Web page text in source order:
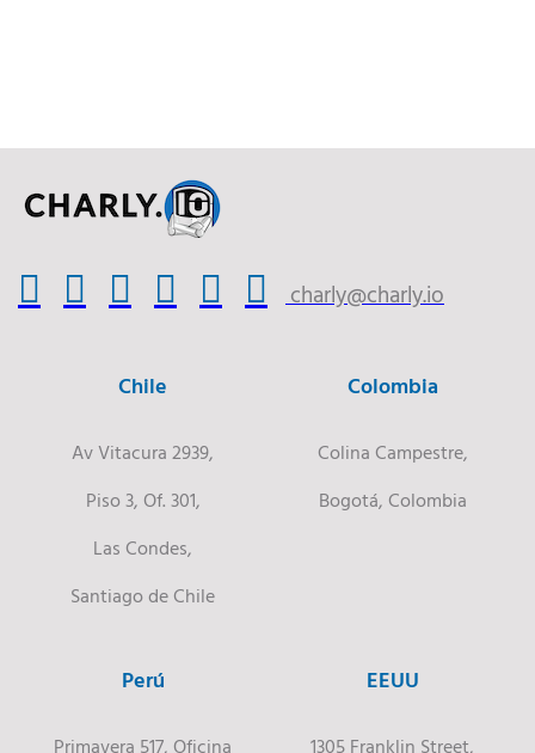
charly@charly.io
Chile
Av Vitacura 2939,
Piso 3, Of. 301,
Las Condes,
Santiago de Chile
Colombia
Colina Campestre,
Bogotá, Colombia
Perú
Primavera 517, Oficina
EEUU
1305 Franklin Street,